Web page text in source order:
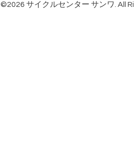
©2026 サイクルセンター サンワ. All